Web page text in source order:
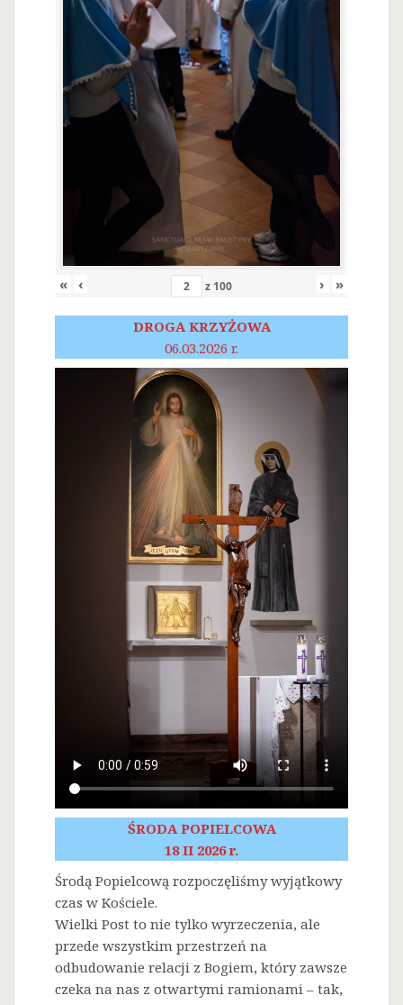
« ‹ z 100 › »
DROGA KRZYŻOWA
06.03.2026 r.
ŚRODA POPIELCOWA
18 II 2026 r.
Środą Popielcową rozpoczęliśmy wyjątkowy
czas w Kościele.
Wielki Post to nie tylko wyrzeczenia, ale
przede wszystkim przestrzeń na
odbudowanie relacji z Bogiem, który zawsze
czeka na nas z otwartymi ramionami – tak,